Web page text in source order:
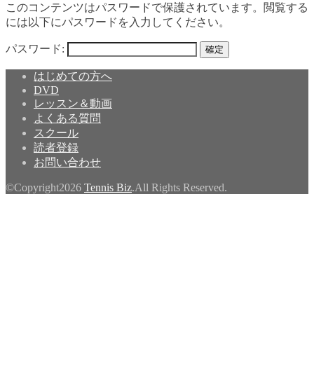
このコンテンツはパスワードで保護されています。閲覧する
には以下にパスワードを入力してください。
パスワード:
はじめての方へ
DVD
レッスン＆動画
よくある質問
スクール
読者登録
お問い合わせ
©Copyright2026 Tennis Biz.All Rights Reserved.